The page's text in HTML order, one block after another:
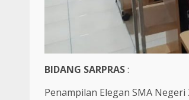
BIDANG SARPRAS:
Penampilan Elegan SMA